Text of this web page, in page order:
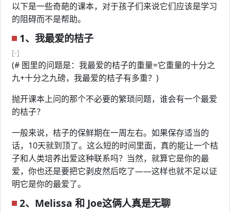
以下是一些奇葩的课本，对于孩子们来说它们应该是学习
的阻碍而不是帮助。
1、我最爱的桔子
[-]
(# 图里的问题是：我最爱的桔子的重量=它重量的十分之
九+十分之九磅，我最爱的桔子有多重？)
抛开课本上问的那个不必要的繁琐问题，谁会有一个最爱
的桔子？
一般来说，桔子的保鲜期在一周左右。如果保存适当的
话，10天就到顶了。这么短的时间里面，真的能让一个桔
子和人类培养出爱这种联系吗？当然，就算它是你的最
爱，你也还是要把它剥皮然后吃了——这样也就不足以证
明它是你的最爱了。
2、Melissa 和 Joe这俩人真是无聊